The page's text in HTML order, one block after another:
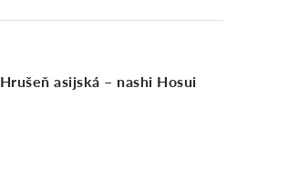
Hrušeň asijská – nashi Hosui